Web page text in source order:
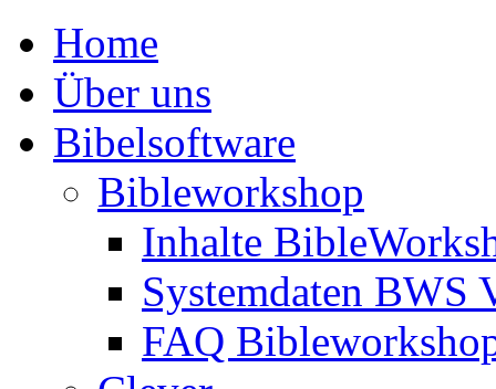
Home
Über uns
Bibelsoftware
Bibleworkshop
Inhalte
Systemdaten BWS
FAQ